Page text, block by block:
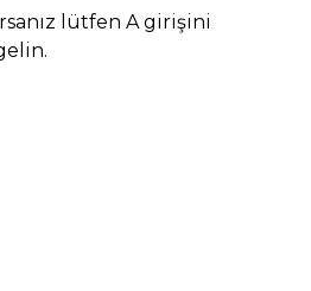
lütfen A girişini